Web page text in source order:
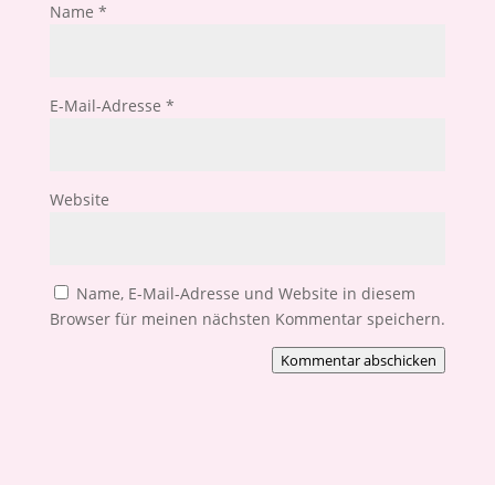
Name *
E-Mail-Adresse *
Website
Name, E-Mail-Adresse und Website in diesem
Browser für meinen nächsten Kommentar speichern.
Kommentar abschicken